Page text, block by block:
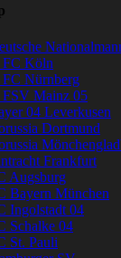
FC Köln
FC Nürnberg
FSV Mainz 05
04 Leverkusen
Dortmund
Frankfurt
Augsburg
Bayern München
Ingolstadt 04
Schalke 04
St. Pauli